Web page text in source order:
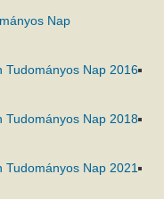
Nap
Tudományos Nap 2016
Tudományos Nap 2018
Tudományos Nap 2021